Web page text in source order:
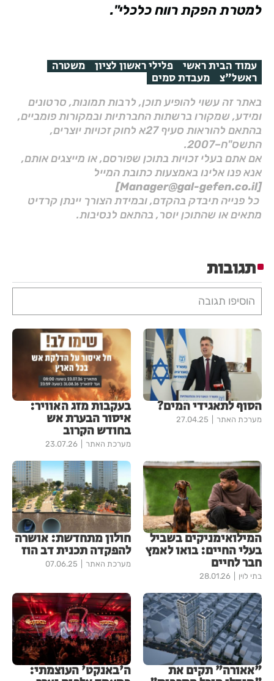
למטרת הפקת רווח כלכלי".
עמוד הבית ראשי פלילי ראשון לציון משטרה
ראשל"צ מעבדת סמים
באתר זה עשוי להופיע תוכן, לרבות תמונות, סרטונים
ומידע, שמקורו ברשתות החברתיות ובמקורות פומביים,
בהתאם להוראות סעיף 27א לחוק זכויות יוצרים,
התשס"ח–2007.
אם אתם בעלי זכויות בתוכן שפורסם, או מייצגים אותם,
אנא פנו אלינו באמצעות כתובת המייל
[Manager@gal-gefen.co.il]
כל פנייה תיבדק בהקדם, ובמידת הצורך יינתן קרדיט
מתאים או שהתוכן יוסר, בהתאם לנסיבות.
תגובות
הוסיפו תגובה
הסוף לתאגידי המים?
מערכת האתר 27.04.25
בעקבות מזג האוויר:
איסור הבערת אש
בחודש הקרוב
מערכת האתר 23.07.26
המילואימניקים בשביל
בעלי החיים: בואו לאמץ
חבר לחיים
בתי לוין 28.01.26
חולון מתחדשת: אושרה
להפקדה תכנית דב הוז
מערכת האתר 07.06.25
"אאורה" תקים את ה'באנקט' העוצמתי: